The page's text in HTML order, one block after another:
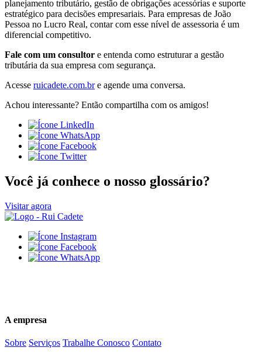
planejamento tributário, gestão de obrigações acessórias e suporte
estratégico para decisões empresariais. Para empresas de João
Pessoa no Lucro Real, contar com esse nível de assessoria é um
diferencial competitivo.
Fale com um consultor e entenda como estruturar a gestão
tributária da sua empresa com segurança.
Acesse ruicadete.com.bre agende uma conversa.
Achou interessante? Então compartilha com os amigos!
Você já conhece o nosso glossário?
Visitar agora
A empresa
Sobre Serviços Trabalhe Conosco Contato